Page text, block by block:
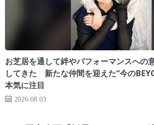
お芝居を通して絆やパフォーマンスへの
してきた 新たな仲間を迎えた“今の
本気に注目
2026.08.03